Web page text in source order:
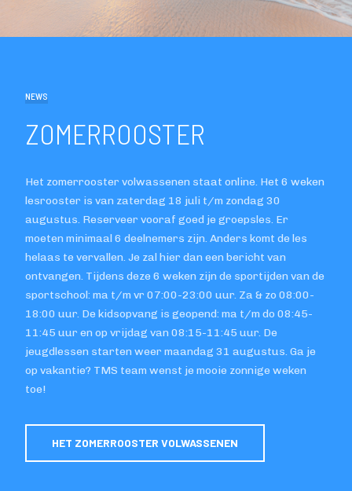
NEWS
ZOMERROOSTER
Het zomerrooster volwassenen staat online. Het 6 weken
lesrooster is van zaterdag 18 juli t/m zondag 30
augustus. Reserveer vooraf goed je groepsles. Er
moeten minimaal 6 deelnemers zijn. Anders komt de les
helaas te vervallen. Je zal hier dan een bericht van
ontvangen. Tijdens deze 6 weken zijn de sportijden van de
sportschool: ma t/m vr 07:00-23:00 uur. Za & zo 08:00-
18:00 uur. De kidsopvang is geopend: ma t/m do 08:45-
11:45 uur en op vrijdag van 08:15-11:45 uur. De
jeugdlessen starten weer maandag 31 augustus. Ga je
op vakantie? TMS team wenst je mooie zonnige weken
toe!
HET ZOMERROOSTER VOLWASSENEN